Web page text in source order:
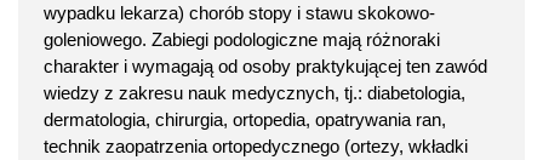
wypadku lekarza) chorób stopy i stawu skokowo-
goleniowego. Zabiegi podologiczne mają różnoraki
charakter i wymagają od osoby praktykującej ten zawód
wiedzy z zakresu nauk medycznych, tj.: diabetologia,
dermatologia, chirurgia, ortopedia, opatrywania ran,
technik zaopatrzenia ortopedycznego (ortezy, wkładki